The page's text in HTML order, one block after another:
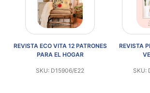
VITA 12 PATRONES
EL HOGAR
D15906/E22
REVISTA PERLÉ "FLORAL Y
SKU: D15841/F22